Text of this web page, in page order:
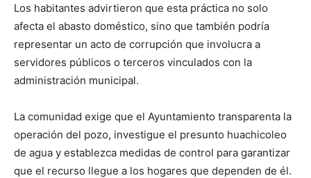
Los habitantes advirtieron que esta práctica no solo
afecta el abasto doméstico, sino que también podría
representar un acto de corrupción que involucra a
servidores públicos o terceros vinculados con la
administración municipal.
La comunidad exige que el Ayuntamiento transparenta la
operación del pozo, investigue el presunto huachicoleo
de agua y establezca medidas de control para garantizar
que el recurso llegue a los hogares que dependen de él.